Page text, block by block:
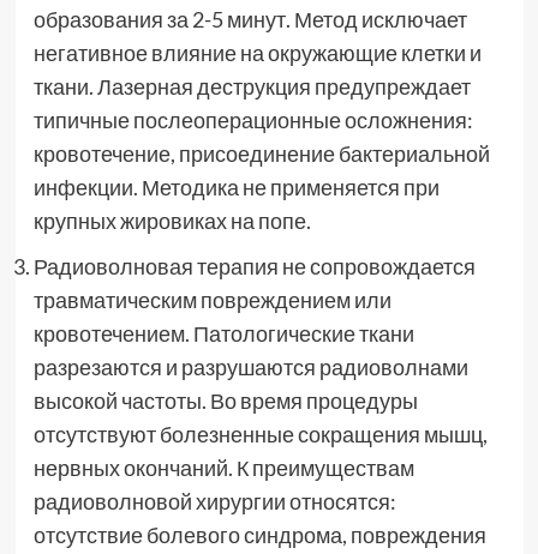
образования за 2-5 минут. Метод исключает
негативное влияние на окружающие клетки и
ткани. Лазерная деструкция предупреждает
типичные послеоперационные осложнения:
кровотечение, присоединение бактериальной
инфекции. Методика не применяется при
крупных жировиках на попе.
Радиоволновая терапия не сопровождается
травматическим повреждением или
кровотечением. Патологические ткани
разрезаются и разрушаются радиоволнами
высокой частоты. Во время процедуры
отсутствуют болезненные сокращения мышц,
нервных окончаний. К преимуществам
радиоволновой хирургии относятся:
отсутствие болевого синдрома, повреждения